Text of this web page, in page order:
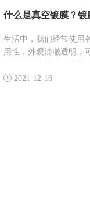
什么是真空镀膜？镀
生活中，我们经常使用
用性，外观清澈透明，
果。在这里我们将介绍
2021-12-16